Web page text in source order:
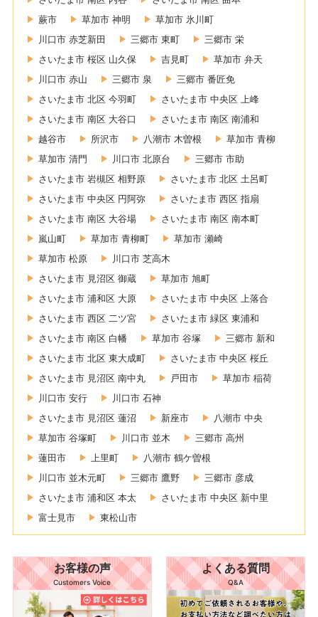
蕨市
草加市 神明
草加市 氷川町
川口市 赤芝新田
三郷市 東町
三郷市 栄
さいたま市 桜区 山久保
吉見町
草加市 弁天
川口市 赤山
三郷市 泉
三郷市 番匠免
さいたま市 北区 今羽町
さいたま市 中央区 上峰
さいたま市 南区 大谷口
さいたま市 南区 南浦和
越谷市
所沢市 八潮市 木曽根
草加市 青柳
草加市 清門
川口市 北原台
三郷市 市助
さいたま市 岩槻区 相野原
さいたま市 北区 土呂町
さいたま市 中央区 円阿弥
さいたま市 西区 指扇
さいたま市 南区 大谷場
さいたま市 南区 南本町
嵐山町
草加市 青柳町
草加市 瀬崎
草加市 松原
川口市 芝高木
さいたま市 見沼区 御蔵
草加市 旭町
さいたま市 浦和区 大原
さいたま市 中央区 上落合
さいたま市 西区 二ツ宮
さいたま市 緑区 東浦和
さいたま市 南区 白幡
草加市 谷塚
三郷市 新和
さいたま市 北区 東大成町
さいたま市 中央区 桜丘
さいたま市 見沼区 南中丸
戸田市
草加市 稲荷
川口市 安行
川口市 石神
さいたま市 見沼区 蓮沼
新座市
八潮市 中央
草加市 谷塚町
川口市 並木
三郷市 高州
蓮田市
上里町
八潮市 鶴ケ曽根
川口市 並木元町
三郷市 鷹野
三郷市 彦成
さいたま市 浦和区 本太
さいたま市 中央区 新中里
富士見市
東松山市
お客様の声
Customers Voice
よくある質問
Q&A